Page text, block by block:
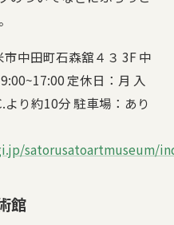
中田町石森舘４３ 3F 中
定休日：月 入
り約10分 駐車場：あり
satorusatoartmuseum/
館